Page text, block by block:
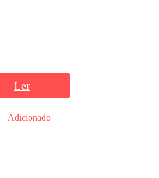
Ler
Adicionado